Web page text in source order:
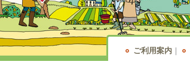
ご利用案内 ｜